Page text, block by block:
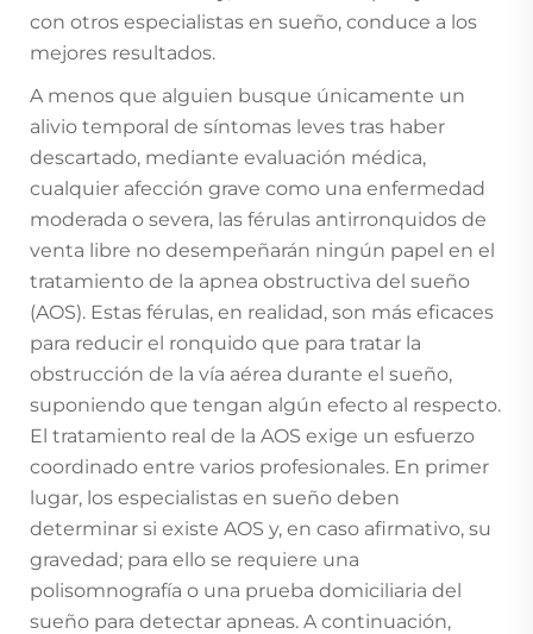
con otros especialistas en sueño, conduce a los
mejores resultados.
A menos que alguien busque únicamente un
alivio temporal de síntomas leves tras haber
descartado, mediante evaluación médica,
cualquier afección grave como una enfermedad
moderada o severa, las férulas antirronquidos de
venta libre no desempeñarán ningún papel en el
tratamiento de la apnea obstructiva del sueño
(AOS). Estas férulas, en realidad, son más eficaces
para reducir el ronquido que para tratar la
obstrucción de la vía aérea durante el sueño,
suponiendo que tengan algún efecto al respecto.
El tratamiento real de la AOS exige un esfuerzo
coordinado entre varios profesionales. En primer
lugar, los especialistas en sueño deben
determinar si existe AOS y, en caso afirmativo, su
gravedad; para ello se requiere una
polisomnografía o una prueba domiciliaria del
sueño para detectar apneas. A continuación,